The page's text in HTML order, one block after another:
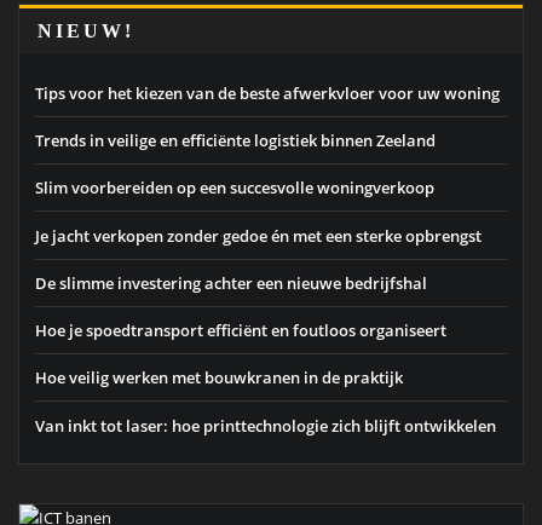
NIEUW!
Tips voor het kiezen van de beste afwerkvloer voor uw woning
Trends in veilige en efficiënte logistiek binnen Zeeland
Slim voorbereiden op een succesvolle woningverkoop
Je jacht verkopen zonder gedoe én met een sterke opbrengst
De slimme investering achter een nieuwe bedrijfshal
Hoe je spoedtransport efficiënt en foutloos organiseert
Hoe veilig werken met bouwkranen in de praktijk
Van inkt tot laser: hoe printtechnologie zich blijft ontwikkelen